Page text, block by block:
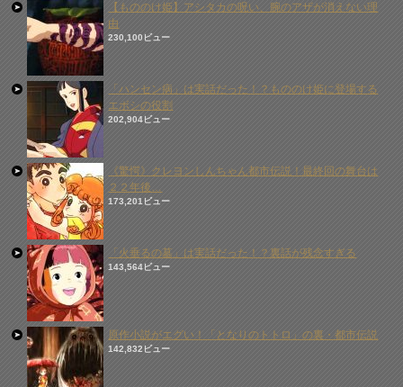
【もののけ姫】アシタカの呪い、腕のアザが消えない理
由
230,100ビュー
「ハンセン病」は実話だった！？もののけ姫に登場する
エボシの役割
202,904ビュー
《驚愕》クレヨンしんちゃん都市伝説！最終回の舞台は
２２年後…
173,201ビュー
「火垂るの墓」は実話だった！？裏話が残念すぎる
143,564ビュー
原作小説がエグい！「となりのトトロ」の裏・都市伝説
142,832ビュー